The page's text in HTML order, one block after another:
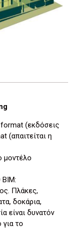
(εκδόσεις
(απαιτείται η
μοντέλο
BIM:
Πλάκες,
δοκάρια,
είναι δυνατόν
το